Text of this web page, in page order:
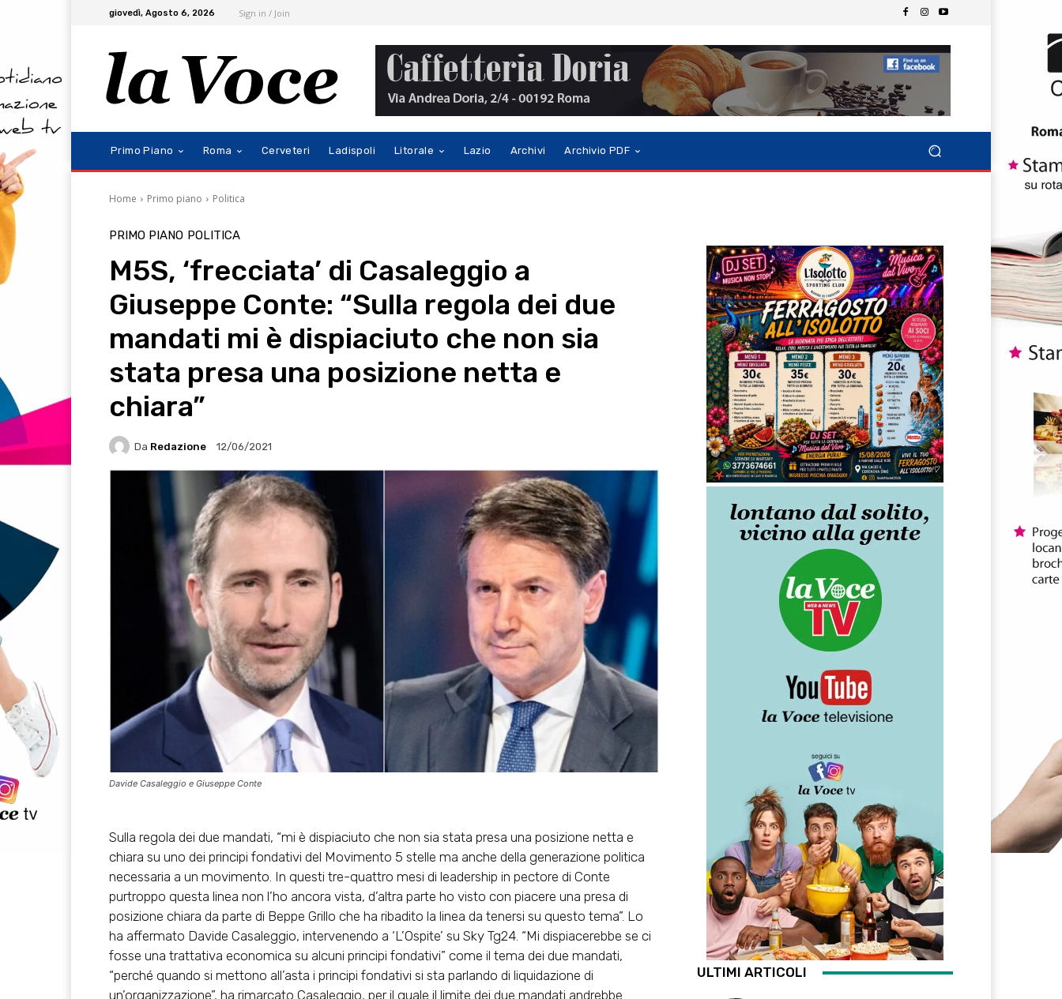
giovedì, Agosto 6, 2026 Sign in / Join
Primo Piano Roma Cerveteri Ladispoli Litorale Lazio Archivi Archivio PDF
Home Primo piano Politica
PRIMO PIANO POLITICA
M5S, ‘frecciata’ di Casaleggio a
Giuseppe Conte: “Sulla regola dei due
mandati mi è dispiaciuto che non sia
stata presa una posizione netta e
chiara”
Da Redazione 12/06/2021
Davide Casaleggio e Giuseppe Conte
Sulla regola dei due mandati, “mi è dispiaciuto che non sia stata presa una posizione netta e
chiara su uno dei principi fondativi del Movimento 5 stelle ma anche della generazione politica
necessaria a un movimento. In questi tre-quattro mesi di leadership in pectore di Conte
purtroppo questa linea non l’ho ancora vista, d’altra parte ho visto con piacere una presa di
posizione chiara da parte di Beppe Grillo che ha ribadito la linea da tenersi su questo tema”. Lo
ha affermato Davide Casaleggio, intervenendo a ‘L’Ospite’ su Sky Tg24. “Mi dispiacerebbe se ci
fosse una trattativa economica su alcuni principi fondativi” come il tema dei due mandati,
“perché quando si mettono all’asta i principi fondativi si sta parlando di liquidazione di
un’organizzazione”, ha rimarcato Casaleggio, per il quale il limite dei due mandati andrebbe
ULTIMI ARTICOLI